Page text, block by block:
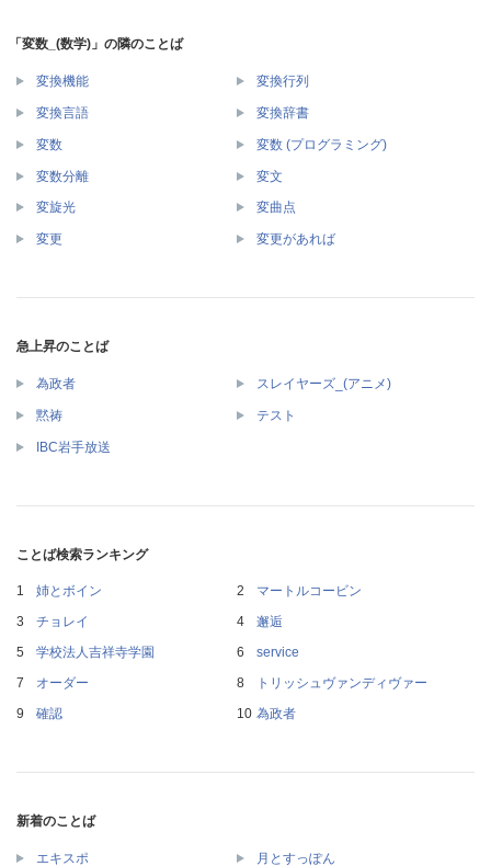
「変数_(数学)」の隣のことば
変換機能 変換行列
変換言語 変換辞書
変数 変数 (プログラミング)
変数分離 変文
変旋光 変曲点
変更 変更があれば
急上昇のことば
為政者 スレイヤーズ_(アニメ)
黙祷 テスト
IBC岩手放送
ことば検索ランキング
姉とボイン
マートルコービン
チョレイ
邂逅
学校法人吉祥寺学園
service
オーダー
トリッシュヴァンディヴァー
確認
為政者
新着のことば
エキスポ 月とすっぽん